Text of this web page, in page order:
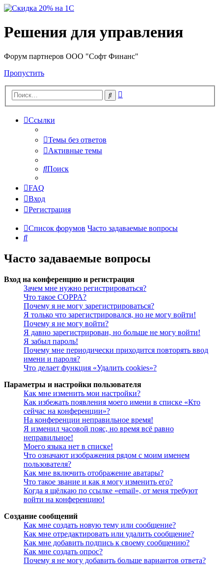
Решения для управления
Форум партнеров ООО "Софт Финанс"
Пропустить
Поиск
Ссылки
Темы без ответов
Активные темы
Поиск
FAQ
Вход
Регистрация
Список форумов Часто задаваемые вопросы
Поиск
Часто задаваемые вопросы
Вход на конференцию и регистрация
Зачем мне нужно регистрироваться?
Что такое COPPA?
Почему я не могу зарегистрироваться?
Я только что зарегистрировался, но не могу войти!
Почему я не могу войти?
Я давно зарегистрирован, но больше не могу войти!
Я забыл пароль!
Почему мне периодически приходится повторять ввод
имени и пароля?
Что делает функция «Удалить cookies»?
Параметры и настройки пользователя
Как мне изменить мои настройки?
Как избежать появления моего имени в списке «Кто
сейчас на конференции»?
На конференции неправильное время!
Я изменил часовой пояс, но время всё равно
неправильное!
Моего языка нет в списке!
Что означают изображения рядом с моим именем
пользователя?
Как мне включить отображение аватары?
Что такое звание и как я могу изменить его?
Когда я щёлкаю по ссылке «email», от меня требуют
войти на конференцию!
Создание сообщений
Как мне создать новую тему или сообщение?
Как мне отредактировать или удалить сообщение?
Как мне добавить подпись к своему сообщению?
Как мне создать опрос?
Почему я не могу добавить больше вариантов ответа?